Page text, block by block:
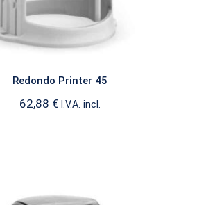
Redondo Printer 45
62,88 € I.V.A. incl.